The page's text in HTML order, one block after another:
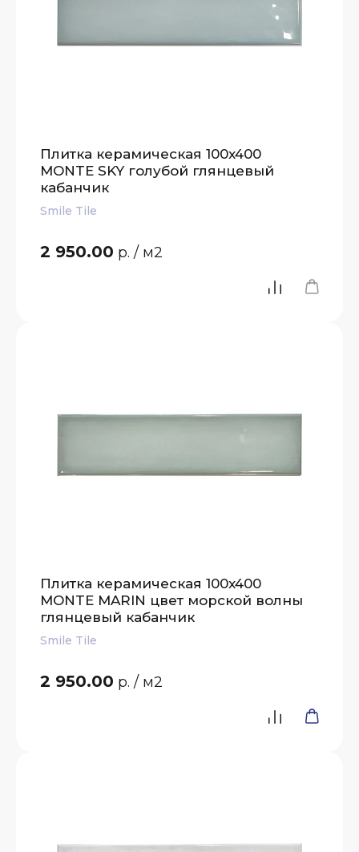
Плитка керамическая 100x400
MONTE SKY голубой глянцевый
кабанчик
Smile Tile
2 950.00 р. / м2
Плитка керамическая 100x400
MONTE MARIN цвет морской волны
глянцевый кабанчик
Smile Tile
2 950.00 р. / м2